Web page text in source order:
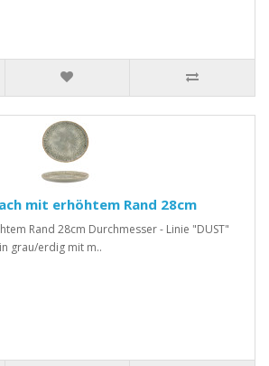
mit erhöhtem Rand 28cm
Rand 28cm Durchmesser - Linie "DUST"
grau/erdig mit m..